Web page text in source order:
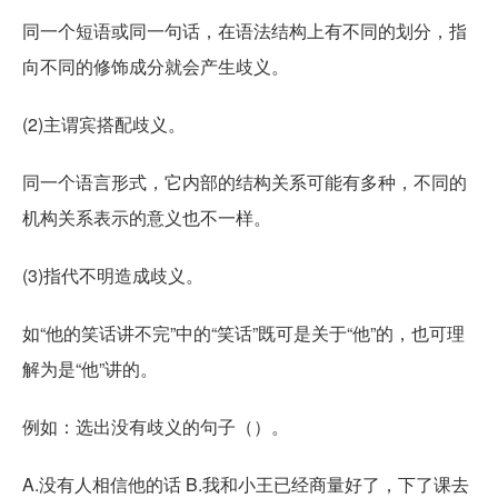
同一个短语或同一句话，在语法结构上有不同的划分，指
向不同的修饰成分就会产生歧义。
(2)主谓宾搭配歧义。
同一个语言形式，它内部的结构关系可能有多种，不同的
机构关系表示的意义也不一样。
(3)指代不明造成歧义。
如“他的笑话讲不完”中的“笑话”既可是关于“他”的，也可理
解为是“他”讲的。
例如：选出没有歧义的句子（）。
A.没有人相信他的话 B.我和小王已经商量好了，下了课去